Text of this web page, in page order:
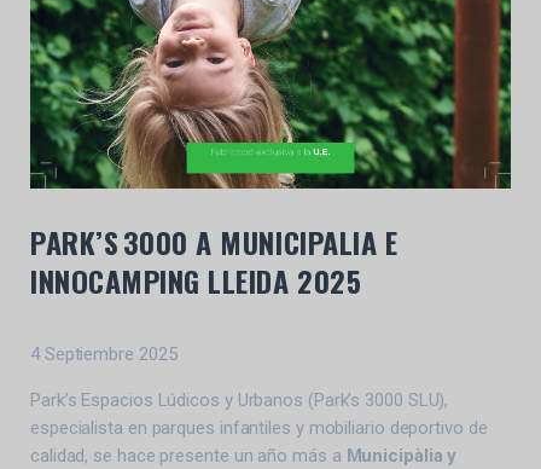
PARK’S 3000 A MUNICIPALIA E
INNOCAMPING LLEIDA 2025
4 Septiembre 2025
Park’s Espacios Lúdicos y Urbanos (Park’s 3000 SLU),
especialista en parques infantiles y mobiliario deportivo de
calidad, se hace presente un año más a Municipàlia y